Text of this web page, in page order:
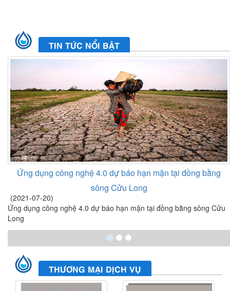
TIN TỨC NỔI BẬT
Ứng dụng công nghệ 4.0 dự báo hạn mặn tại đồng bằng
sông Cửu Long
(2021-07-20)
Ứng dụng công nghệ 4.0 dự báo hạn mặn tại đồng bằng sông Cửu
Long
THƯƠNG MẠI DỊCH VỤ